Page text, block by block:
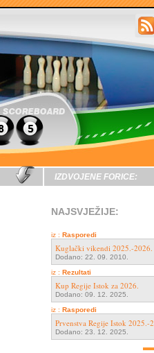
IZDVOJENE FORICE:
NAJSVJEŽIJE:
iz : Rasporedi
Kuglački vikendi 2025.-2026.
Dodano: 22. 09. 2010.
iz : Rezultati
Kup Regije Istok za 2026.
Dodano: 09. 12. 2025.
iz : Rasporedi
Prvenstva Regije Istok 2025.-2
Dodano: 23. 12. 2025.